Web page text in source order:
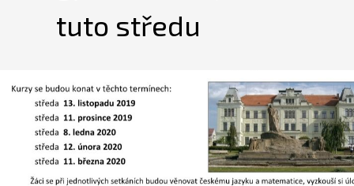
tuto středu